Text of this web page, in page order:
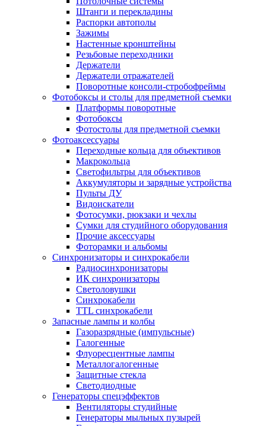
Штанги и перекладины
Распорки автополы
Зажимы
Настенные кронштейны
Резьбовые переходники
Держатели
Держатели отражателей
Поворотные консоли-стробофреймы
Фотобоксы и столы для предметной съемки
Платформы поворотные
Фотобоксы
Фотостолы для предметной съемки
Фотоаксессуары
Переходные кольца для объективов
Макрокольца
Светофильтры для объективов
Аккумуляторы и зарядные устройства
Пульты ДУ
Видоискатели
Фотосумки, рюкзаки и чехлы
Сумки для студийного оборудования
Прочие аксессуары
Фоторамки и альбомы
Синхронизаторы и синхрокабели
Радиосинхронизаторы
ИК синхронизаторы
Светоловушки
Синхрокабели
TTL синхрокабели
Запасные лампы и колбы
Газоразрядные (импульсные)
Галогенные
Флуоресцентные лампы
Металлогалогенные
Защитные стекла
Светодиодные
Генераторы спецэффектов
Вентиляторы студийные
Генераторы мыльных пузырей